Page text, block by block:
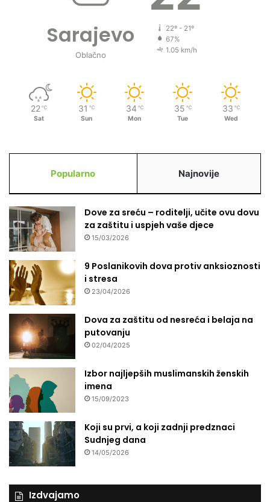
Sarajevo
Oblačno
22º - 21º
67%
1.05 km/h
22 ℃
Sat
31 ℃
Sun
34 ℃
Mon
35 ℃
Tue
33 ℃
Wed
Popularno Najnovije
Dove za sreću – roditelji, učite ovu dovu
za zaštitu i uspjeh vaše djece
15/03/2026
9 Poslanikovih dova protiv anksioznosti
i stresa
23/04/2026
Dova za zaštitu od nesreća i belaja na
putovanju
02/04/2025
Izbor najljepših muslimanskih ženskih
imena
15/09/2023
Koji su prvi, a koji zadnji predznaci
Sudnjeg dana
14/05/2026
Izdvajamo